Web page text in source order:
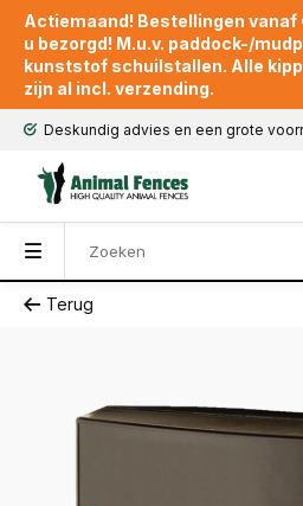
Actiemaand! Bestellingen vanaf
u bezorgd! M.u.v. paddock-/
kunststof schuilstallen. Alle
zijn al incl. verzending.
Deskundig advies en een grote
Terug